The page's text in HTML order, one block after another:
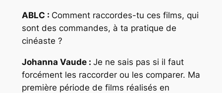
ABLC : Comment raccordes-tu ces films, qui
sont des commandes, à ta pratique de
cinéaste ?
Johanna Vaude : Je ne sais pas si il faut
forcément les raccorder ou les comparer. Ma
première période de films réalisés en